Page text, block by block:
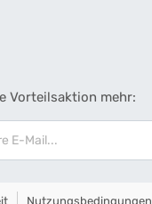
Vorteilsaktion mehr:
Nutzungsbedingungen